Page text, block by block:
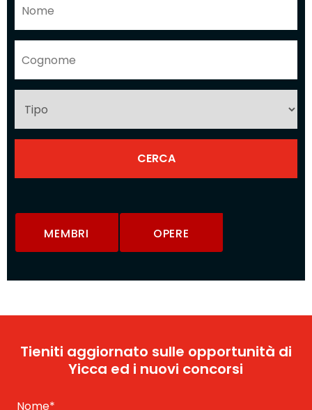
MEMBRI OPERE
Tieniti aggiornato sulle opportunità di
Yicca ed i nuovi concorsi
Nome*